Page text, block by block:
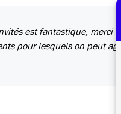
est fantastique, merci de
pour lesquels on peut agir.